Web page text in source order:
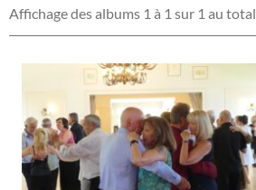
Affichage des albums 1 à 1 sur 1 au total